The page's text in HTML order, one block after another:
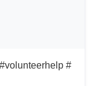
#